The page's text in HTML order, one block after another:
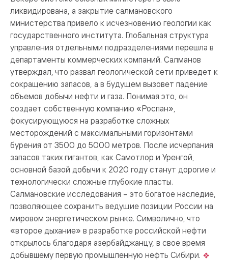
ликвидирована, а закрытие салмановского
министерства привело к исчезновению геологии как
государственного института. Глобальная структура
управления отдельными подразделениями перешла в
департаменты коммерческих компаний. Салманов
утверждал, что развал геологической сети приведет к
сокращению запасов, а в будущем вызовет падение
объемов добычи нефти и газа. Понимая это, он
создает собственную компанию «Роспан»,
фокусирующуюся на разработке сложных
месторождений с максимальными горизонтами
бурения от 3500 до 5000 метров. После исчерпания
запасов таких гигантов, как Самотлор и Уренгой,
основной базой добычи к 2020 году станут дорогие и
технологически сложные глубокие пласты.
Салмановские исследования – это богатое наследие,
позволяющее сохранить ведущие позиции России на
мировом энергетическом рынке. Символично, что
«второе дыхание» в разработке российской нефти
открылось благодаря азербайджанцу, в свое время
добывшему первую промышленную нефть Сибири.